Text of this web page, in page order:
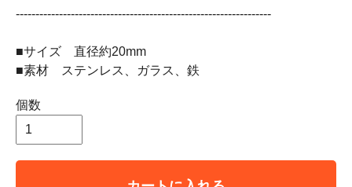
-----------------------------------------------------------------
■サイズ 直径約20mm
■素材 ステンレス、ガラス、鉄
個数